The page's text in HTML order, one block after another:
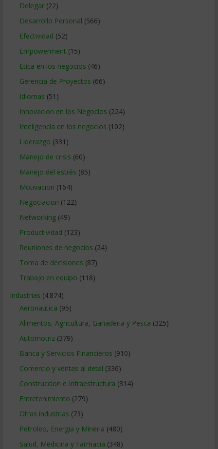
Delegar(22)
Desarrollo Personal (566)
Efectividad (52)
Empowerment (15)
Etica en los negocios (46)
Gerencia de Proyectos (66)
Idiomas (51)
Innovacion en los Negocios (224)
Inteligencia en los negocios (102)
Liderazgo (331)
Manejo de crisis (60)
Manejo del estrés (85)
Motivacion (164)
Negociacion (122)
Networking(49)
Productividad (123)
Reuniones de negocios (24)
Toma de decisiones (87)
Trabajo en equipo (118)
Industrias (4.874)
Aeronautica (95)
Alimentos, Agricultura, Ganaderia y Pesca (325)
Automotriz(379)
Banca y Servicios Financieros (910)
Comercio y ventas al detal (336)
Construccion e Infraestructura (314)
Entretenimiento (279)
Otras industrias (73)
Petroleo, Energia y Mineria (480)
Salud, Medicina y Farmacia (348)